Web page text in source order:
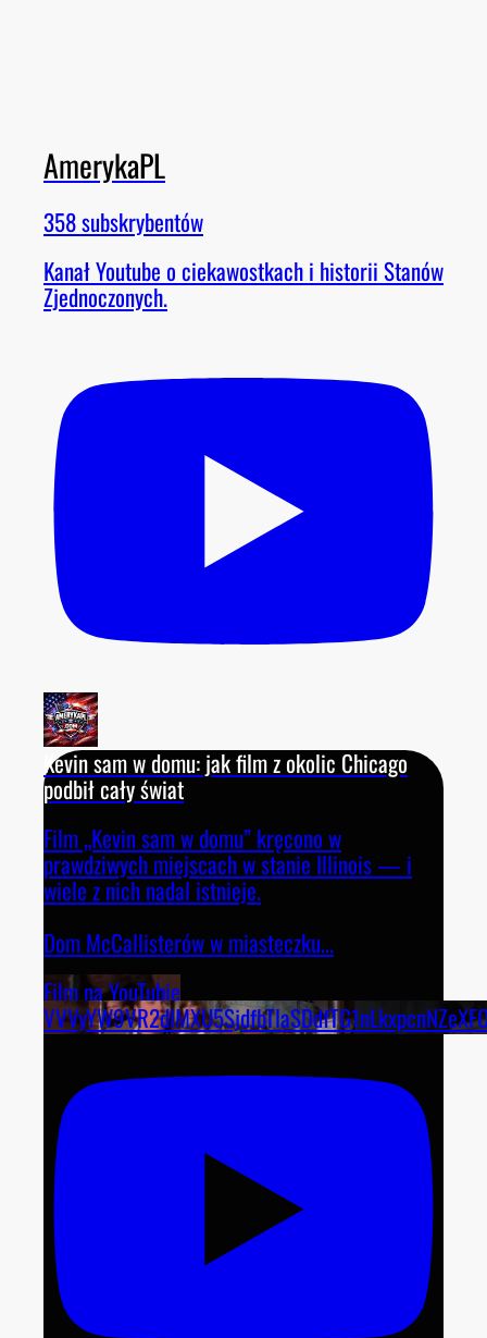
AmerykaPL
358 subskrybentów
Kanał Youtube o ciekawostkach i historii Stanów
Zjednoczonych.
Kevin sam w domu: jak film z okolic Chicago
podbił cały świat
Film „Kevin sam w domu” kręcono w
prawdziwych miejscach w stanie Illinois — i
wiele z nich nadal istnieje.
Dom McCallisterów w miasteczku...
Film na YouTubie